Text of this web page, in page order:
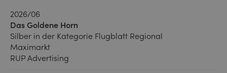
2026/06
Das Goldene Horn
Silber in der Kategorie Flugblatt Regional
Maximarkt
RUP Advertising